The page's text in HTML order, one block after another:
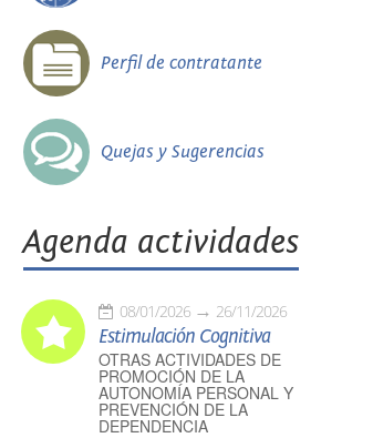
Perfil de contratante
Quejas y Sugerencias
Agenda actividades
08/01/2026 26/11/2026
Estimulación Cognitiva
OTRAS ACTIVIDADES DE
PROMOCIÓN DE LA
AUTONOMÍA PERSONAL Y
PREVENCIÓN DE LA
DEPENDENCIA